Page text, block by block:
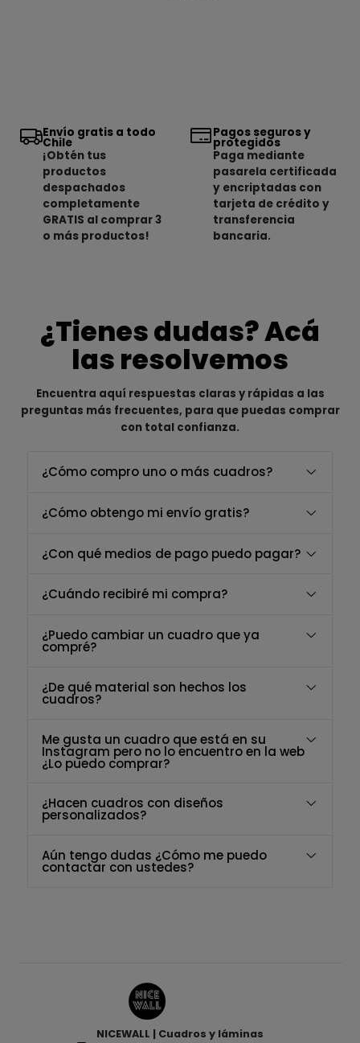
Envío gratis a todo
Chile
¡Obtén tus
productos
despachados
completamente
GRATIS al comprar 3
o más productos!
Pagos seguros y
protegidos
Paga mediante
pasarela certificada
y encriptadas con
tarjeta de crédito y
transferencia
bancaria.
¿Tienes dudas? Acá
las resolvemos
Encuentra aquí respuestas claras y rápidas a las
preguntas más frecuentes, para que puedas comprar
con total confianza.
¿Cómo compro uno o más cuadros?
¿Cómo obtengo mi envío gratis?
¿Con qué medios de pago puedo pagar?
¿Cuándo recibiré mi compra?
¿Puedo cambiar un cuadro que ya
compré?
¿De qué material son hechos los
cuadros?
Me gusta un cuadro que está en su
Instagram pero no lo encuentro en la web
¿Lo puedo comprar?
¿Hacen cuadros con diseños
personalizados?
Aún tengo dudas ¿Cómo me puedo
contactar con ustedes?
NICEWALL | Cuadros y láminas